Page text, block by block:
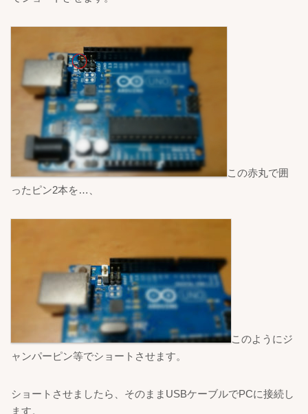
この赤丸で囲
ったピン2本を…、
このようにジ
ャンパーピン等でショートさせます。
ショートさせましたら、そのままUSBケーブルでPCに接続し
ます。